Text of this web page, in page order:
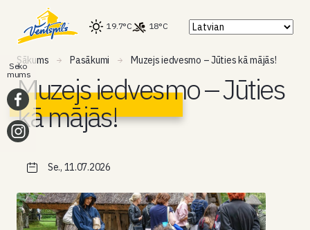
19.7°C 18°C
Sākums Pasākumi Muzejs iedvesmo – Jūties kā mājās!
Muzejs iedvesmo – Jūties
kā mājās!
Se., 11.07.2026
Seko
mums